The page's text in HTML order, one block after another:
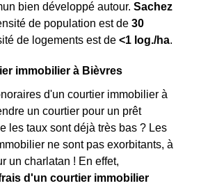
bien développé autour. Sachez
de population est de 30
de logements est de <1 log./ha.
immobilier à Bièvres
d'un courtier immobilier à
un courtier pour un prêt
les taux sont déjà très bas ? Les
ne sont pas exorbitants, à
un charlatan ! En effet,
d'un courtier immobilier